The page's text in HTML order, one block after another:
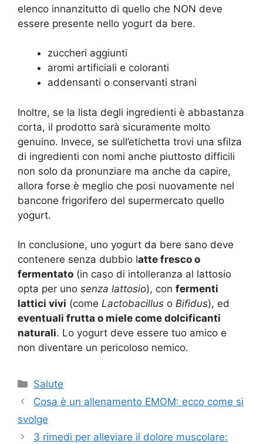
elenco innanzitutto di quello che NON deve
essere presente nello yogurt da bere.
zuccheri aggiunti
aromi artificiali e coloranti
addensanti o conservanti strani
Inoltre, se la lista degli ingredienti è abbastanza
corta, il prodotto sarà sicuramente molto
genuino. Invece, se sull’etichetta trovi una sfilza
di ingredienti con nomi anche piuttosto difficili
non solo da pronunziare ma anche da capire,
allora forse è meglio che posi nuovamente nel
bancone frigorifero del supermercato quello
yogurt.
In conclusione, uno yogurt da bere sano deve
contenere senza dubbio latte fresco o
fermentato (in caso di intolleranza al lattosio
opta per uno senza lattosio), con fermenti
lattici vivi (come Lactobacillus o Bifidus), ed
eventuali frutta o miele come dolcificanti
naturali. Lo yogurt deve essere tuo amico e
non diventare un pericoloso nemico.
Categorie
Salute
Cosa è un allenamento EMOM: ecco come si
svolge
3 rimedi per alleviare il dolore muscolare: